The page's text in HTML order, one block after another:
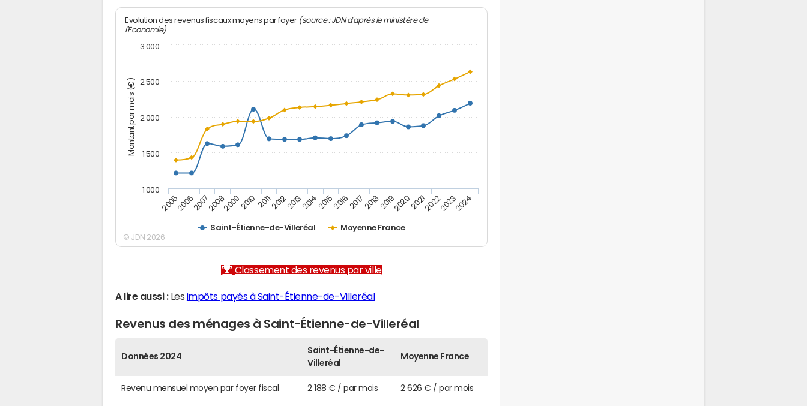
Montant par mois (€)
Evolution des revenus fiscaux moyens par foyer (source : JDN d'après le ministère de
l'Economie)
Saint-Étienne-de-Villeréal Moyenne France
200520062007200820092010 20112012201320142015201620172018201920202021202220232024
1 000
1 500
2 000
2 500
3 000
© JDN 2026
Classement des revenus par ville
A lire aussi :Les impôts payés à Saint-Étienne-de-Villeréal
Revenus des ménages à Saint-Étienne-de-Villeréal
Données 2024
Saint-Étienne-de-
Villeréal
Moyenne France
Revenu mensuel moyen par foyer fiscal 2 188 € / par mois 2 626 € / par mois